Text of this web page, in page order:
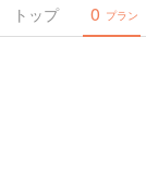
トップ プラン
0